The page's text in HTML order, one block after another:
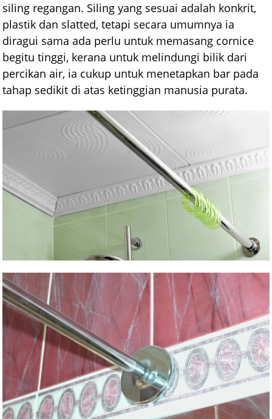
siling regangan. Siling yang sesuai adalah konkrit,
plastik dan slatted, tetapi secara umumnya ia
diragui sama ada perlu untuk memasang cornice
begitu tinggi, kerana untuk melindungi bilik dari
percikan air, ia cukup untuk menetapkan bar pada
tahap sedikit di atas ketinggian manusia purata.